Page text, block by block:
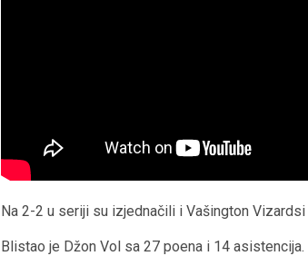
Na 2-2 u seriji su izjednačili i Vašington
Blistao je Džon Vol sa 27 poena i 14